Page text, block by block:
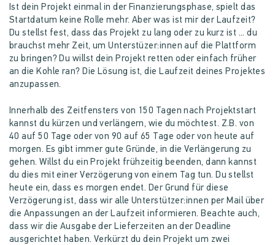
Ist dein Projekt einmal in der Finanzierungsphase, spielt das
Startdatum keine Rolle mehr. Aber was ist mir der Laufzeit?
Du stellst fest, dass das Projekt zu lang oder zu kurz ist ... du
brauchst mehr Zeit, um Unterstüzer:innen auf die Plattform
zu bringen? Du willst dein Projekt retten oder einfach früher
an die Kohle ran? Die Lösung ist, die Laufzeit deines Projektes
anzupassen.
Innerhalb des Zeitfensters von 150 Tagen nach Projektstart
kannst du kürzen und verlängern, wie du möchtest. Z.B. von
40 auf 50 Tage oder von 90 auf 65 Tage oder von heute auf
morgen. Es gibt immer gute Gründe, in die Verlängerung zu
gehen. Willst du ein Projekt frühzeitig beenden, dann kannst
du dies mit einer Verzögerung von einem Tag tun. Du stellst
heute ein, dass es morgen endet. Der Grund für diese
Verzögerung ist, dass wir alle Unterstützer:innen per Mail über
die Anpassungen an der Laufzeit informieren. Beachte auch,
dass wir die Ausgabe der Lieferzeiten an der Deadline
ausgerichtet haben. Verkürzt du dein Projekt um zwei